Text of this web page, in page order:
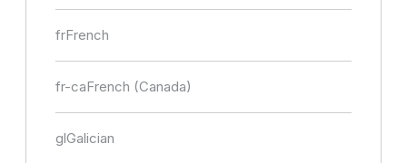
frFrench
fr-caFrench (Canada)
glGalician